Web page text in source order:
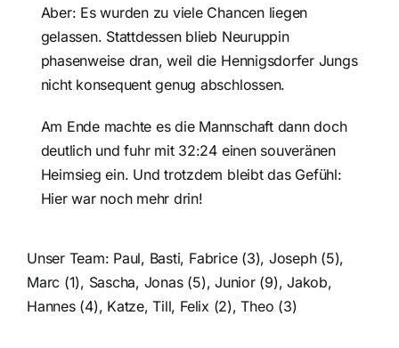
Aber: Es wurden zu viele Chancen liegen
gelassen. Stattdessen blieb Neuruppin
phasenweise dran, weil die Hennigsdorfer Jungs
nicht konsequent genug abschlossen.
Am Ende machte es die Mannschaft dann doch
deutlich und fuhr mit 32:24 einen souveränen
Heimsieg ein. Und trotzdem bleibt das Gefühl:
Hier war noch mehr drin!
Unser Team: Paul, Basti, Fabrice (3), Joseph (5),
Marc (1), Sascha, Jonas (5), Junior (9), Jakob,
Hannes (4), Katze, Till, Felix (2), Theo (3)